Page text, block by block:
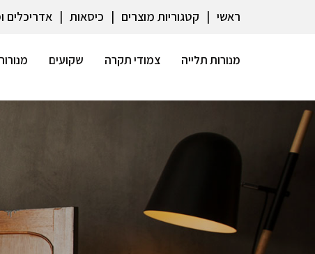
ראשי קטגוריות מוצרים כיסאות אדריכלים
מנורות תלייה צמודי תקרה שקועים